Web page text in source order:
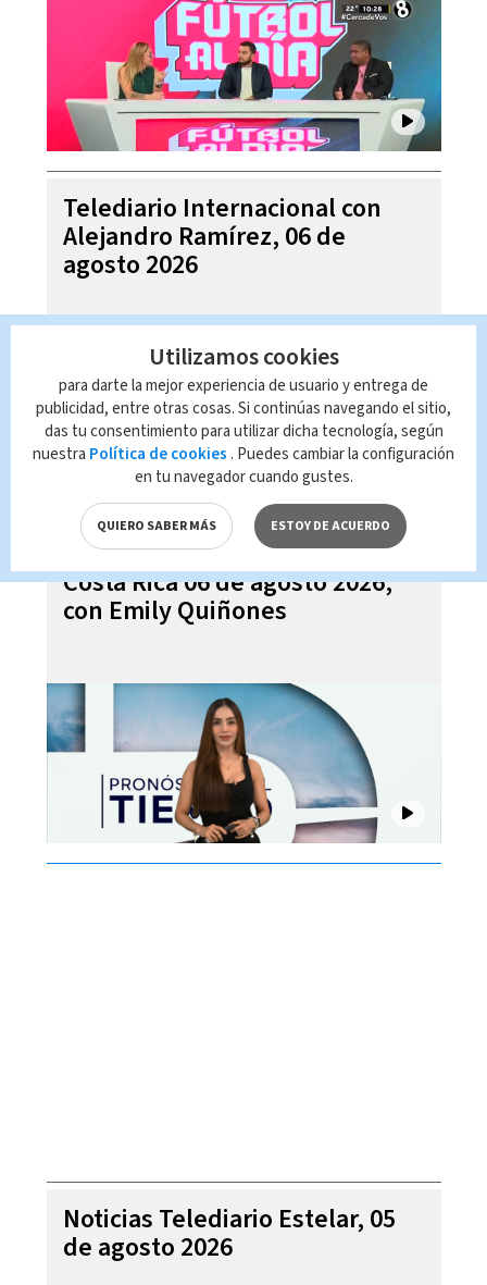
Telediario Internacional con
Alejandro Ramírez, 06 de
agosto 2026
Pronóstico del tiempo para
Costa Rica 06 de agosto 2026,
con Emily Quiñones
Noticias Telediario Estelar, 05
de agosto 2026
Utilizamos cookies
para darte la mejor experiencia de usuario y entrega de
publicidad, entre otras cosas. Si continúas navegando el sitio,
das tu consentimiento para utilizar dicha tecnología, según
nuestra Política de cookies . Puedes cambiar la configuración
en tu navegador cuando gustes.
QUIERO SABER MÁS ESTOY DE ACUERDO